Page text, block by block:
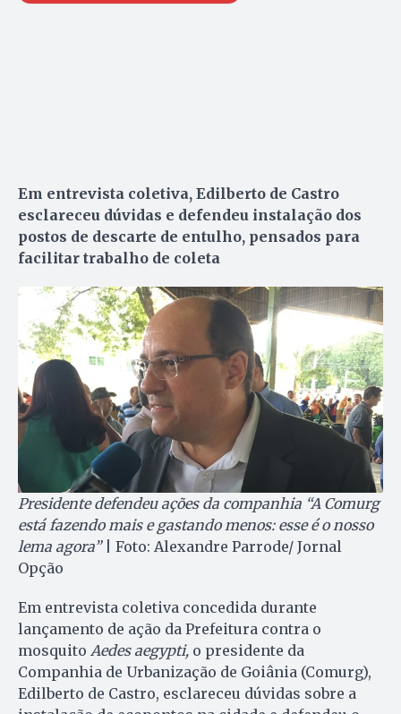
Em entrevista coletiva, Edilberto de Castro
esclareceu dúvidas e defendeu instalação dos
postos de descarte de entulho, pensados para
facilitar trabalho de coleta
Presidente defendeu ações da companhia “A Comurg
está fazendo mais e gastando menos: esse é o nosso
lema agora”| Foto: Alexandre Parrode/ Jornal
Opção
Em entrevista coletiva concedida durante
lançamento de ação da Prefeitura contra o
mosquito Aedes aegypti, o presidente da
Companhia de Urbanização de Goiânia (Comurg),
Edilberto de Castro, esclareceu dúvidas sobre a